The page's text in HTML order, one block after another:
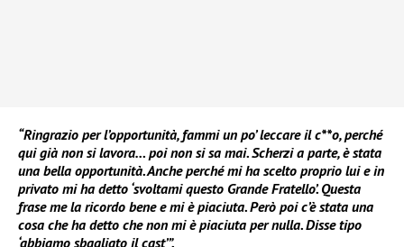
“Ringrazio per l’opportunità, fammi un po’ leccare il c**o, perché
qui già non si lavora… poi non si sa mai. Scherzi a parte, è stata
una bella opportunità. Anche perché mi ha scelto proprio lui e in
privato mi ha detto ‘svoltami questo Grande Fratello’. Questa
frase me la ricordo bene e mi è piaciuta. Però poi c’è stata una
cosa che ha detto che non mi è piaciuta per nulla. Disse tipo
‘abbiamo sbagliato il cast’”.